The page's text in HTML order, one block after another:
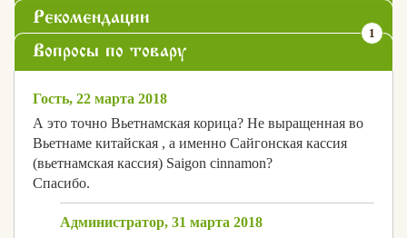
Рекомендации
Вопросы по товару
1
Гость, 22 марта 2018
А это точно Вьетнамская корица? Не выращенная во
Вьетнаме китайская , а именно Сайгонская кассия
(вьетнамская кассия) Saigon cinnamon?
Спасибо.
Администратор, 31 марта 2018